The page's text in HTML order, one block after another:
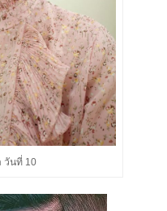
วันที่ 10